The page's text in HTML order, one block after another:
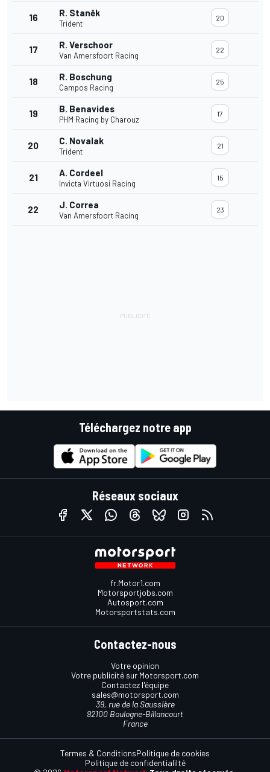
16 R. Staněk
Trident
20
17 R. Verschoor
Van Amersfoort Racing
22
18 R. Boschung
Campos Racing
25
19 B. Benavides
PHM Racing by Charouz
17
20 C. Novalak
Trident
21
21 A. Cordeel
Invicta Virtuosi Racing
15
22 J. Correa
Van Amersfoort Racing
23
Téléchargez notre app
Réseaux sociaux
fr.Motor1.com
Motorsportjobs.com
Autosport.com
Motorsportstats.com
Contactez-nous
Votre opinion
Votre publicité sur Motorsport.com
Contactez l'équipe
sales@motorsport.com
39, rue de la Saussière
92100 Boulogne-Billancourt
France
Termes & ConditionsPolitique de cookies
Politique de confidentialilté